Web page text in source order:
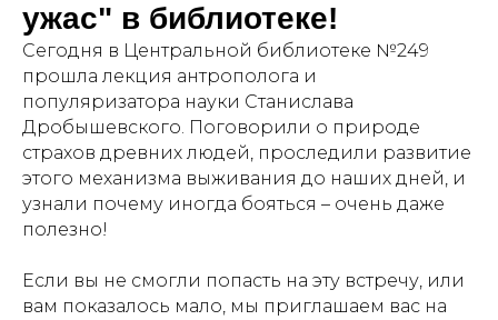
ужас" в библиотеке!
Сегодня в Центральной библиотеке №249
прошла лекция антрополога и
популяризатора науки Станислава
Дробышевского. Поговорили о природе
страхов древних людей, проследили развитие
этого механизма выживания до наших дней, и
узнали почему иногда бояться – очень даже
полезно!
Если вы не смогли попасть на эту встречу, или
вам показалось мало, мы приглашаем вас на